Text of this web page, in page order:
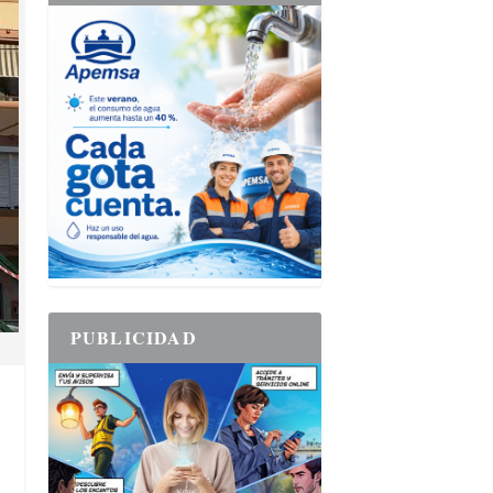
PUBLICIDAD